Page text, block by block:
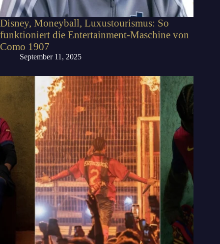
Disney, Moneyball, Luxustourismus: So
funktioniert die Entertainment-Maschine von
Como 1907
September 11, 2025